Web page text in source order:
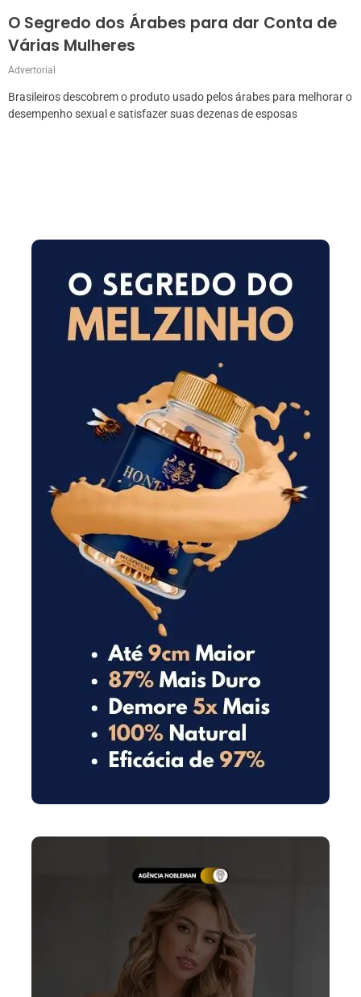
O Segredo dos Árabes para dar Conta de
Várias Mulheres
Advertorial
Brasileiros descobrem o produto usado pelos árabes para melhorar o
desempenho sexual e satisfazer suas dezenas de esposas